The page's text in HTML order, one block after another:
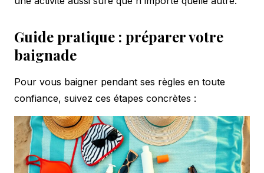
Guide pratique : préparer votre
baignade
Pour vous baigner pendant ses règles en toute
confiance, suivez ces étapes concrètes :